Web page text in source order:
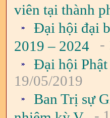
viên tại thành
Đại hội đại
2019 – 2024
-
Đại hội
19/05/2019
Ban Trị sự